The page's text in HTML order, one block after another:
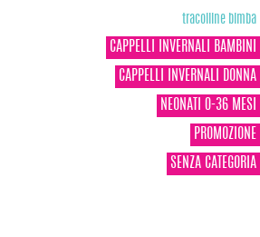
tracolline bimba
CAPPELLI INVERNALI BAMBINI
CAPPELLI INVERNALI DONNA
NEONATI 0-36 MESI
PROMOZIONE
SENZA CATEGORIA